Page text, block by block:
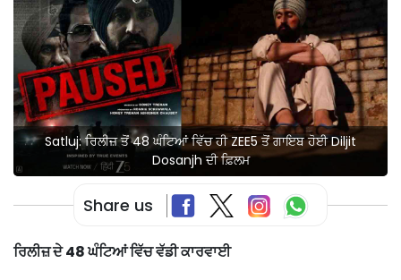
Satluj: ਰਿਲੀਜ਼ ਤੋਂ 48 ਘੰਟਿਆਂ ਵਿੱਚ ਹੀ ZEE5 ਤੋਂ ਗਾਇਬ ਹੋਈ Diljit
Dosanjh ਦੀ ਫ਼ਿਲਮ
Share us
ਰਿਲੀਜ਼ ਦੇ 48 ਘੰਟਿਆਂ ਵਿੱਚ ਵੱਡੀ ਕਾਰਵਾਈ